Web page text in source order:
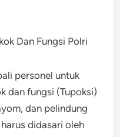
personel untuk
dan fungsi (Tupoksi)
dan pelindung
didasari oleh